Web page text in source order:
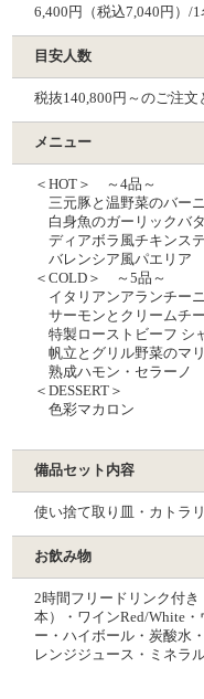
6,400円（税込7,040円）/1
目安人数
税抜140,800円～のご注文
メニュー
＜HOT＞ ～4品～
三元豚と温野菜のバー
白身魚のガーリックバ
ディアボラ風チキンス
バレンシア風パエリア
＜COLD＞ ～5品～
イタリアンアランチーニ
サーモンとクリームチ
特製ローストビーフ シ
帆⽴とグリル野菜のマ
熟成ハモン・セラーノ
＜DESSERT＞
⾊彩マカロン
備品セット内容
使い捨て取り皿・カトラ
お飲み物
2時間フリードリンク付
本）・ワインRed/White
ー・ハイボール・炭酸水
レンジジュース・ミネラ